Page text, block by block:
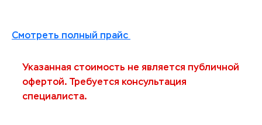
Смотреть полный прайс
Указанная стоимость не является публичной
офертой. Требуется консультация
специалиста.